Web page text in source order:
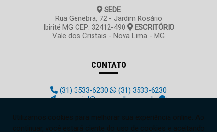
SEDE
Rua Genebra, 72 - Jardim Rosário
Ibirité MG CEP: 32412-490
ESCRITÓRIO
Vale dos Cristais - Nova Lima - MG
CONTATO
(31) 3533-6230
(31) 3533-6230
comercial@acquasalles.com.br